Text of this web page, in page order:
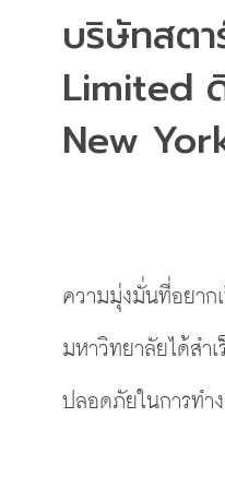
บริษัทสต
Limited
New
ความมุ่งมั่นที่อยาก
มหาวิทยาลัยได้สำ
ปลอดภัยในการทำ